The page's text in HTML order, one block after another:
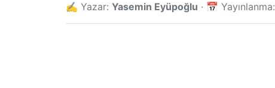
✍️ Yazar: Yasemin Eyüpoğlu · 📅 Yayınlanma: